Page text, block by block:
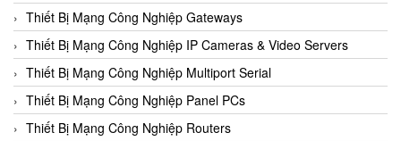
Thiết Bị Mạng Công Nghiệp Gateways
Thiết Bị Mạng Công Nghiệp IP Cameras & Video Servers
Thiết Bị Mạng Công Nghiệp Multiport Serial
Thiết Bị Mạng Công Nghiệp Panel PCs
Thiết Bị Mạng Công Nghiệp Routers